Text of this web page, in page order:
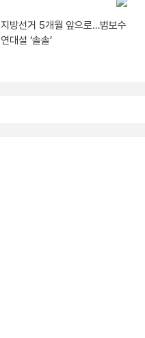
지방선거 5개월 앞으로…범보수
연대설 ‘솔솔’